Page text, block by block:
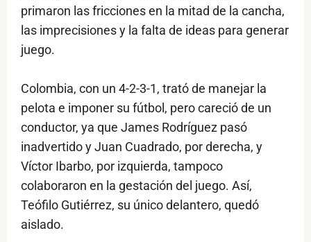
primaron las fricciones en la mitad de la cancha,
las imprecisiones y la falta de ideas para generar
juego.
Colombia, con un 4-2-3-1, trató de manejar la
pelota e imponer su fútbol, pero careció de un
conductor, ya que James Rodríguez pasó
inadvertido y Juan Cuadrado, por derecha, y
Víctor Ibarbo, por izquierda, tampoco
colaboraron en la gestación del juego. Así,
Teófilo Gutiérrez, su único delantero, quedó
aislado.